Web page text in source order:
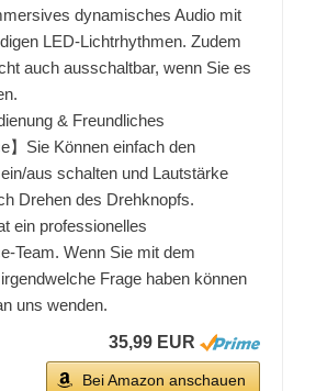
dynamisches Audio mit
LED-Lichtrhythmen. Zudem
auch ausschaltbar, wenn Sie es
& Freundliches
】Sie Können einfach den
aus schalten und Lautstärke
Drehen des Drehknopfs.
ein professionelles
Team. Wenn Sie mit dem
Frage haben können
uns wenden.
35,99 EUR
Bei Amazon anschauen